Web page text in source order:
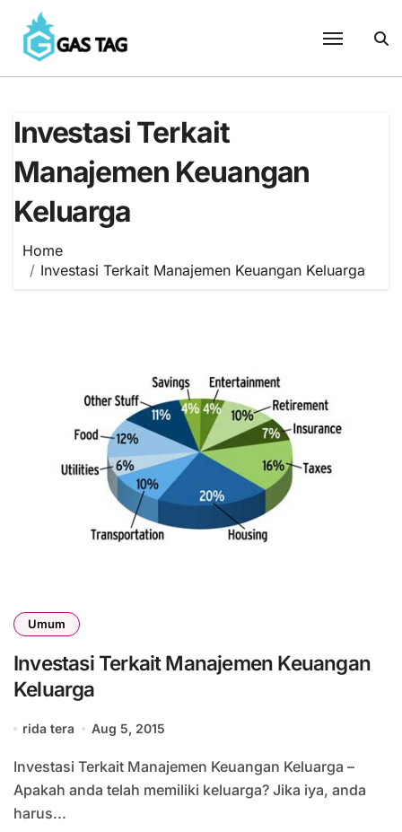
content
Investasi Terkait
Manajemen Keuangan
Keluarga
Home
Investasi Terkait Manajemen Keuangan Keluarga
Umum
Investasi Terkait Manajemen Keuangan
Keluarga
rida tera Aug 5, 2015
Investasi Terkait Manajemen Keuangan Keluarga –
Apakah anda telah memiliki keluarga? Jika iya, anda
harus...